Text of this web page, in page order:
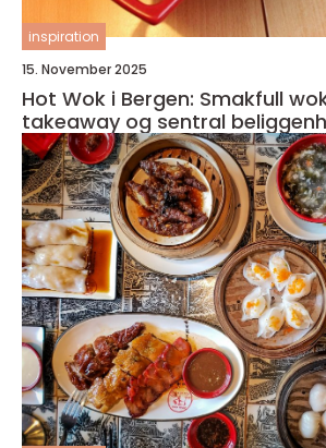
inspiration
15. November 2025
Hot Wok i Bergen: Smakfull
takeaway og sentral